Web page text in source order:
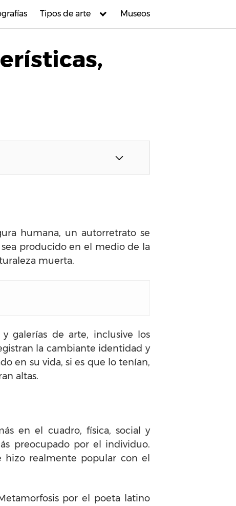
Tipos de arte Museos
humana, un autorretrato se
producido en el medio de la
muerta.
galerías de arte, inclusive los
la cambiante identidad y
en su vida, si es que lo tenían,
altas.
en el cuadro, física, social y
preocupado por el individuo.
realmente popular con el
por el poeta latino